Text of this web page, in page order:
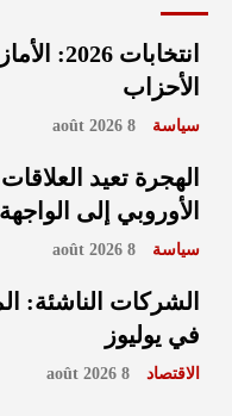
الأحزاب
سياسة 8 août 2026
الهجرة تعيد
الأوروبي إلى الواجهة
سياسة 8 août 2026
الشركات الناشئة:
في يوليوز
الاقتصاد 8 août 2026